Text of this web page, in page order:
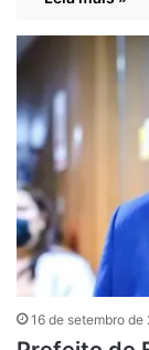
16 de setembro de